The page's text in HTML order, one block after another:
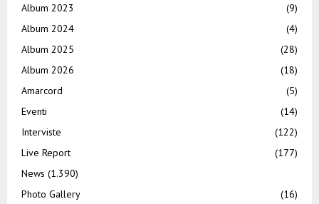
Album 2023
(9)
Album 2024
(4)
Album 2025
(28)
Album 2026
(18)
Amarcord
(5)
Eventi
(14)
Interviste
(122)
Live Report
(177)
News (1.390)
Photo Gallery
(16)